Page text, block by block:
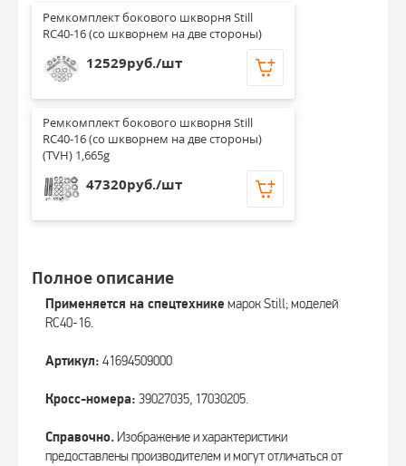
Ремкомплект бокового шкворня Still
RC40-16 (со шкворнем на две стороны)
12529руб./шт
Ремкомплект бокового шкворня Still
RC40-16 (со шкворнем на две стороны)
(TVH) 1,665g
47320руб./шт
Полное описание
Применяется на спецтехнике марок Still; моделей
RC40-16.
Артикул: 41694509000
Кросс-номера: 39027035, 17030205.
Справочно.Изображение и характеристики
предоставлены производителем и могут отличаться от